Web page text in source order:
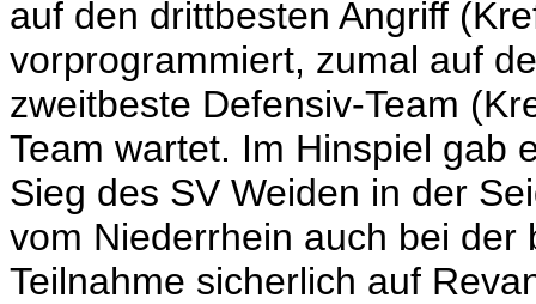
auf den drittbesten Angriff
vorprogrammiert, zumal auf
zweitbeste Defensiv-Team
Team wartet. Im Hinspiel gab
Sieg des SV Weiden in der
vom Niederrhein auch bei der
Teilnahme sicherlich auf